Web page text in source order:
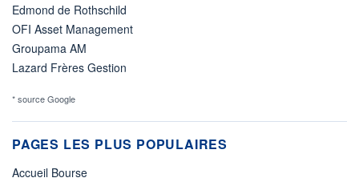
Edmond de Rothschild
OFI Asset Management
Groupama AM
Lazard Frères Gestion
* source Google
PAGES LES PLUS POPULAIRES
Accueil Bourse